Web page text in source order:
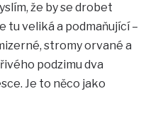
že by se drobet
veliká a podmaňující –
stromy orvané a
podzimu dva
Je to něco jako